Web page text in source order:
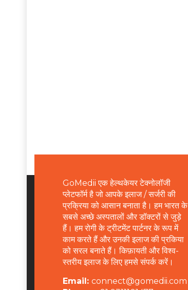
GoMedii एक हेल्थकेयर टेक्नोलॉजी
प्लेटफॉर्म है जो आपके इलाज / सर्जरी की
प्रक्रिया को आसान बनाता है। हम भारत के
सबसे अच्छे अस्पतालों और डॉक्टरों से जुड़े
हैं। हम रोगी के ट्रीटमेंट पार्टनर के रूप में
काम करते हैं और उनकी इलाज की प्रकिया
को सरल बनाते हैं। किफ़ायती और विश्व-
स्तरीय इलाज के लिए हमसे संपर्क करें।
Email: connect@gomedii.com